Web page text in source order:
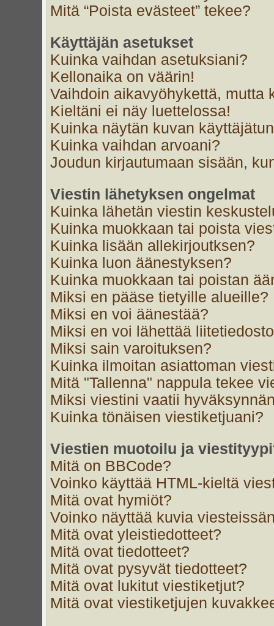
Mitä “Poista evästeet” tekee?
Käyttäjän asetukset
Kuinka vaihdan asetuksiani?
Kellonaika on väärin!
Vaihdoin aikavyöhykettä, mutta
Kieltäni ei näy luettelossa!
Kuinka näytän kuvan
Kuinka vaihdan arvoani?
Joudun kirjautumaan sisään,
Viestin lähetyksen ongelmat
Kuinka lähetän viestin
Kuinka muokkaan tai poista
Kuinka lisään allekirjoutksen?
Kuinka luon äänestyksen?
Kuinka muokkaan tai poistan
Miksi en pääse tietyille alueille?
Miksi en voi äänestää?
Miksi en voi lähettää
Miksi sain varoituksen?
Kuinka ilmoitan asiattoman
Mitä "Tallenna" nappula tekee
Miksi viestini vaatii
Kuinka tönäisen viestiketjuani?
Viestien muotoilu ja
Mitä on BBCode?
Voinko käyttää HTML-kieltä
Mitä ovat hymiöt?
Voinko näyttää kuvia
Mitä ovat yleistiedotteet?
Mitä ovat tiedotteet?
Mitä ovat pysyvät tiedotteet?
Mitä ovat lukitut viestiketjut?
Mitä ovat viestiketjujen